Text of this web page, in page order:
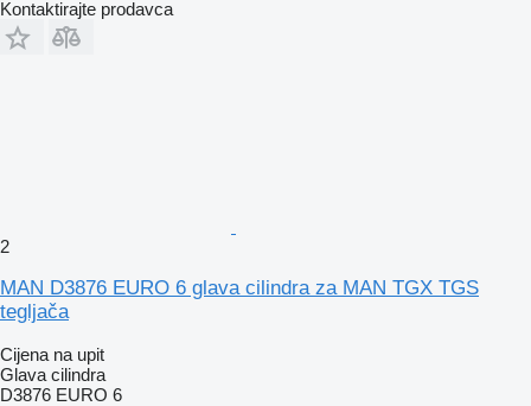
Kontaktirajte prodavca
2
MAN D3876 EURO 6 glava cilindra za MAN TGX TGS
tegljača
Cijena na upit
Glava cilindra
D3876 EURO 6